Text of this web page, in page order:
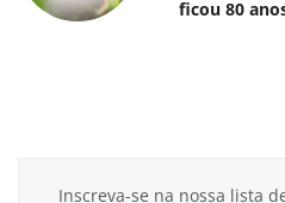
ficou 80
Inscreva-se na nossa lista